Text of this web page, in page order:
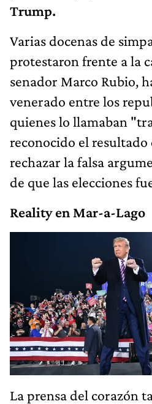
Trump.
Varias docenas de
protestaron frente a la
senador Marco Rubio,
venerado entre los
quienes lo llamaban
reconocido el resultado
rechazar la falsa
de que las elecciones
Reality en Mar-a-Lago
La prensa del corazón